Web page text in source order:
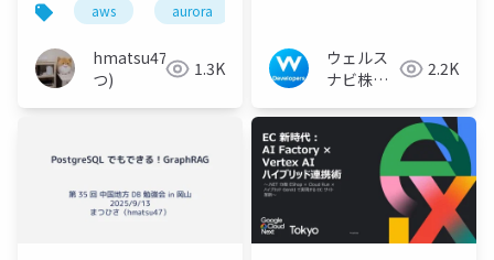
aws aurora
hmatsu47(ま
つ)
1.3K
ウェルス
ナビ株式
広報チー
ム
2.2K